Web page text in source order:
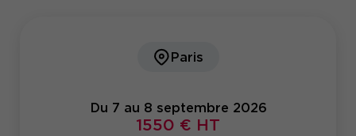
Paris
Du 7 au 8 septembre 2026
1550 € HT